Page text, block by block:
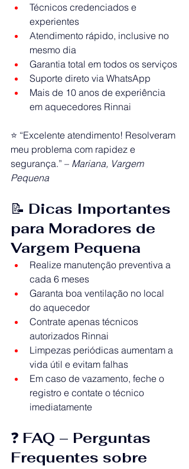
Técnicos credenciados e
experientes
Atendimento rápido, inclusive no
mesmo dia
Garantia total em todos os serviços
Suporte direto via WhatsApp
Mais de 10 anos de experiência
em aquecedores Rinnai
⭐ “Excelente atendimento! Resolveram
meu problema com rapidez e
segurança.” – Mariana, Vargem
Pequena
📝 Dicas Importantes
para Moradores de
Vargem Pequena
Realize manutenção preventiva a
cada 6 meses
Garanta boa ventilação no local
do aquecedor
Contrate apenas técnicos
autorizados Rinnai
Limpezas periódicas aumentam a
vida útil e evitam falhas
Em caso de vazamento, feche o
registro e contate o técnico
imediatamente
❓ FAQ – Perguntas
Frequentes sobre